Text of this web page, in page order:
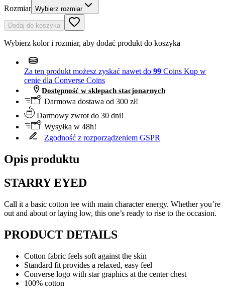
Rozmiar Wybierz rozmiar
Dodaj do koszyka
Wybierz kolor i rozmiar, aby dodać produkt do koszyka
Za ten produkt możesz zyskać nawet do 99 Coins Kup w
cenie dla Converse Coins
Dostępność w sklepach stacjonarnych
Darmowa dostawa od 300 zł!
Darmowy zwrot do 30 dni!
Wysyłka w 48h!
Zgodność z rozporządzeniem GSPR
Opis produktu
STARRY EYED
Call it a basic cotton tee with main character energy. Whether you’re
out and about or laying low, this one’s ready to rise to the occasion.
PRODUCT DETAILS
Cotton fabric feels soft against the skin
Standard fit provides a relaxed, easy feel
Converse logo with star graphics at the center chest
100% cotton